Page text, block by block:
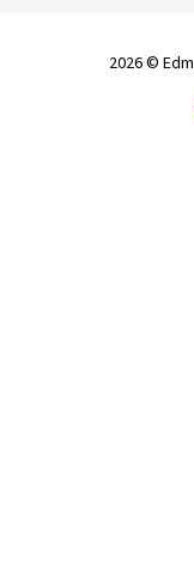
2026 ©